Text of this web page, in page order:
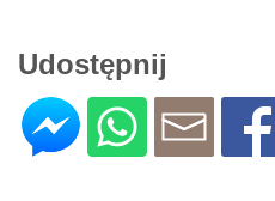
Udostępnij